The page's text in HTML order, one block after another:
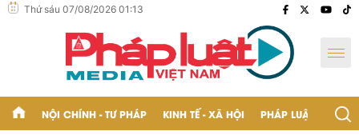
Thứ sáu 07/08/2026 01:13
NỘI CHÍNH - TƯ PHÁP KINH TẾ - XÃ HỘI PHÁP LUẬT - BẠN